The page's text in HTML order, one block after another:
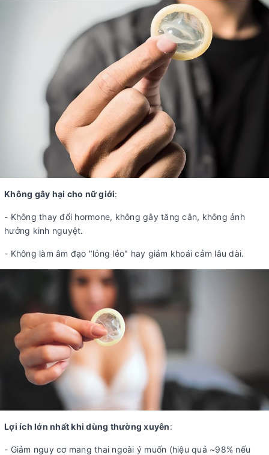
Không gây hại cho nữ giới:
- Không thay đổi hormone, không gây tăng cân, không ảnh
hưởng kinh nguyệt.
- Không làm âm đạo "lỏng lẻo" hay giảm khoái cảm lâu dài.
Lợi ích lớn nhất khi dùng thường xuyên:
- Giảm nguy cơ mang thai ngoài ý muốn (hiệu quả ~98% nếu